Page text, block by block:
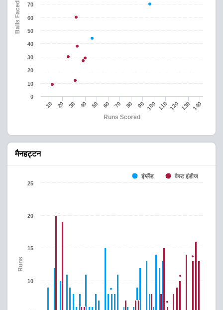
Runs Scored
Balls Faced
10 20 30 40 50 60 70 80 90 100 110 120 130 140
0
10
20
30
40
50
60
70
मैनहट्टन
Runs
इंग्लैंड वेस्ट इंडीज
10
15
20
25